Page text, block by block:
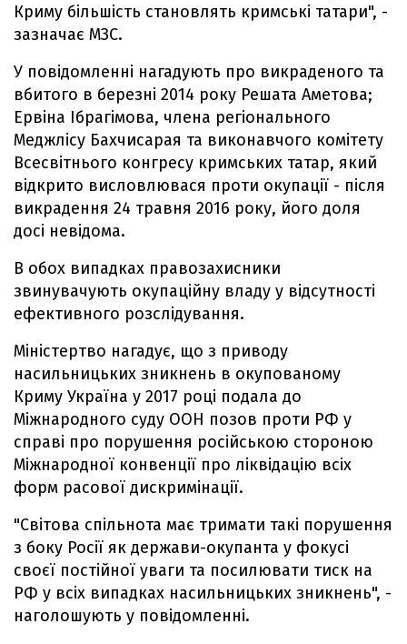
Криму більшість становлять кримські татари", -
зазначає МЗС.
У повідомленні нагадують про викраденого та
вбитого в березні 2014 року Решата Аметова;
Ервіна Ібрагімова, члена регіонального
Меджлісу Бахчисарая та виконавчого комітету
Всесвітнього конгресу кримських татар, який
відкрито висловлювася проти окупації - після
викрадення 24 травня 2016 року, його доля
досі невідома.
В обох випадках правозахисники
звинувачують окупаційну владу у відсутності
ефективного розслідування.
Міністертво нагадує, що з приводу
насильницьких зникнень в окупованому
Криму Україна у 2017 році подала до
Міжнародного суду ООН позов проти РФ у
справі про порушення російською стороною
Міжнародної конвенції про ліквідацію всіх
форм расової дискримінації.
"Світова спільнота має тримати такі порушення
з боку Росії як держави-окупанта у фокусі
своєї постійної уваги та посилювати тиск на
РФ у всіх випадках насильницьких зникнень", -
наголошують у повідомленні.